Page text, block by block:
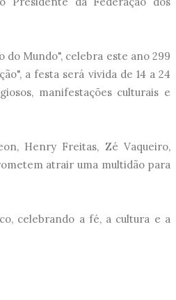
do Mundo", celebra este ano 299
a festa será vivida de 14 a 24
manifestações culturais e
Henry Freitas, Zé Vaqueiro,
atrair uma multidão para
celebrando a fé, a cultura e a